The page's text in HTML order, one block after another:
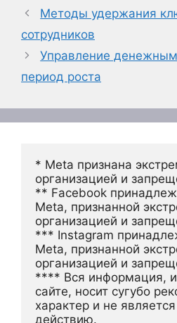
Методы удержания
сотрудников
Управление
период роста
* Meta признана
организацией и
** Facebook
Meta, признанной
организацией и
*** Instagram
Meta, признанной
организацией и
**** Вся информация,
сайте, носит сугубо
характер и не
действию.